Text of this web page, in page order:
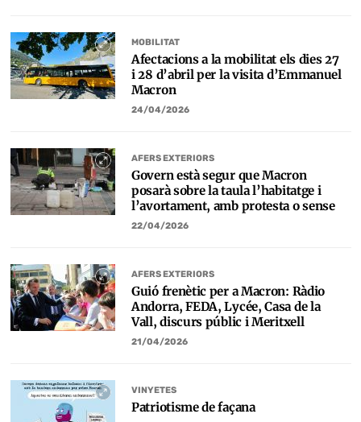
MOBILITAT
Afectacions a la mobilitat els dies 27
i 28 d’abril per la visita d’Emmanuel
Macron
24/04/2026
AFERS EXTERIORS
Govern està segur que Macron
posarà sobre la taula l’habitatge i
l’avortament, amb protesta o sense
22/04/2026
AFERS EXTERIORS
Guió frenètic per a Macron: Ràdio
Andorra, FEDA, Lycée, Casa de la
Vall, discurs públic i Meritxell
21/04/2026
VINYETES
Patriotisme de façana